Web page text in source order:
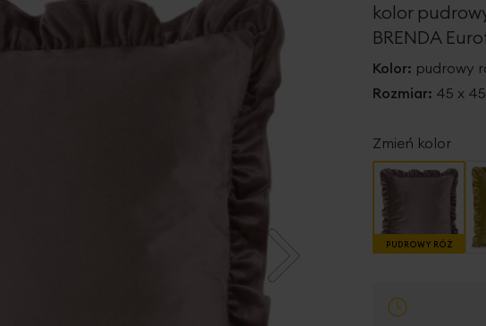
kolor
BRENDA
Kolor: pudrowy
Rozmiar: 45 x
Zmień kolor
PUDROWY RÓŻ